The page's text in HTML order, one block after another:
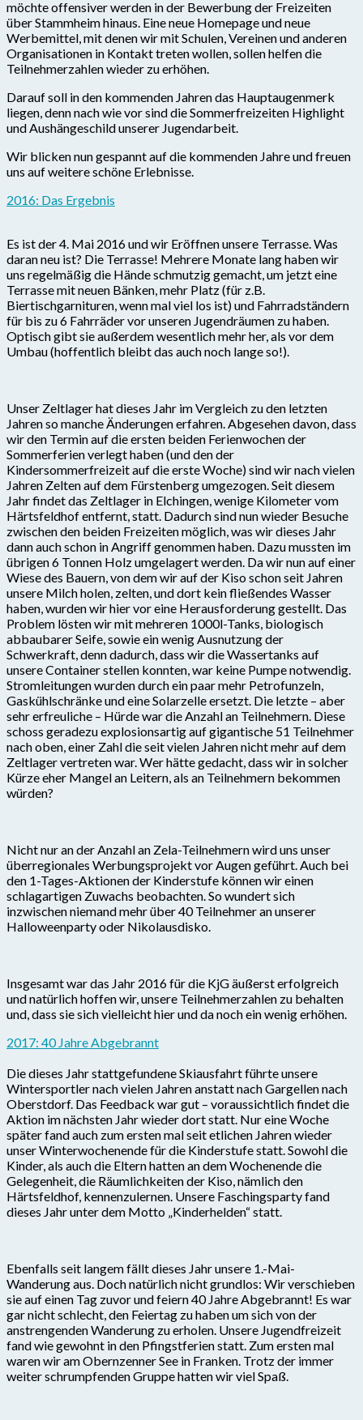
möchte offensiver werden in der Bewerbung der Freizeiten
über Stammheim hinaus. Eine neue Homepage und neue
Werbemittel, mit denen wir mit Schulen, Vereinen und anderen
Organisationen in Kontakt treten wollen, sollen helfen die
Teilnehmerzahlen wieder zu erhöhen.
Darauf soll in den kommenden Jahren das Hauptaugenmerk
liegen, denn nach wie vor sind die Sommerfreizeiten Highlight
und Aushängeschild unserer Jugendarbeit.
Wir blicken nun gespannt auf die kommenden Jahre und freuen
uns auf weitere schöne Erlebnisse.
2016: Das Ergebnis
Es ist der 4. Mai 2016 und wir Eröffnen unsere Terrasse. Was
daran neu ist? Die Terrasse! Mehrere Monate lang haben wir
uns regelmäßig die Hände schmutzig gemacht, um jetzt eine
Terrasse mit neuen Bänken, mehr Platz (für z.B.
Biertischgarnituren, wenn mal viel los ist) und Fahrradständern
für bis zu 6 Fahrräder vor unseren Jugendräumen zu haben.
Optisch gibt sie außerdem wesentlich mehr her, als vor dem
Umbau (hoffentlich bleibt das auch noch lange so!).
Unser Zeltlager hat dieses Jahr im Vergleich zu den letzten
Jahren so manche Änderungen erfahren. Abgesehen davon, dass
wir den Termin auf die ersten beiden Ferienwochen der
Sommerferien verlegt haben (und den der
Kindersommerfreizeit auf die erste Woche) sind wir nach vielen
Jahren Zelten auf dem Fürstenberg umgezogen. Seit diesem
Jahr findet das Zeltlager in Elchingen, wenige Kilometer vom
Härtsfeldhof entfernt, statt. Dadurch sind nun wieder Besuche
zwischen den beiden Freizeiten möglich, was wir dieses Jahr
dann auch schon in Angriff genommen haben. Dazu mussten im
übrigen 6 Tonnen Holz umgelagert werden. Da wir nun auf einer
Wiese des Bauern, von dem wir auf der Kiso schon seit Jahren
unsere Milch holen, zelten, und dort kein fließendes Wasser
haben, wurden wir hier vor eine Herausforderung gestellt. Das
Problem lösten wir mit mehreren 1000l-Tanks, biologisch
abbaubarer Seife, sowie ein wenig Ausnutzung der
Schwerkraft, denn dadurch, dass wir die Wassertanks auf
unsere Container stellen konnten, war keine Pumpe notwendig.
Stromleitungen wurden durch ein paar mehr Petrofunzeln,
Gaskühlschränke und eine Solarzelle ersetzt. Die letzte – aber
sehr erfreuliche – Hürde war die Anzahl an Teilnehmern. Diese
schoss geradezu explosionsartig auf gigantische 51 Teilnehmer
nach oben, einer Zahl die seit vielen Jahren nicht mehr auf dem
Zeltlager vertreten war. Wer hätte gedacht, dass wir in solcher
Kürze eher Mangel an Leitern, als an Teilnehmern bekommen
würden?
Nicht nur an der Anzahl an Zela-Teilnehmern wird uns unser
überregionales Werbungsprojekt vor Augen geführt. Auch bei
den 1-Tages-Aktionen der Kinderstufe können wir einen
schlagartigen Zuwachs beobachten. So wundert sich
inzwischen niemand mehr über 40 Teilnehmer an unserer
Halloweenparty oder Nikolausdisko.
Insgesamt war das Jahr 2016 für die KjG äußerst erfolgreich
und natürlich hoffen wir, unsere Teilnehmerzahlen zu behalten
und, dass sie sich vielleicht hier und da noch ein wenig erhöhen.
2017: 40 Jahre Abgebrannt
Die dieses Jahr stattgefundene Skiausfahrt führte unsere
Wintersportler nach vielen Jahren anstatt nach Gargellen nach
Oberstdorf. Das Feedback war gut – voraussichtlich findet die
Aktion im nächsten Jahr wieder dort statt. Nur eine Woche
später fand auch zum ersten mal seit etlichen Jahren wieder
unser Winterwochenende für die Kinderstufe statt. Sowohl die
Kinder, als auch die Eltern hatten an dem Wochenende die
Gelegenheit, die Räumlichkeiten der Kiso, nämlich den
Härtsfeldhof, kennenzulernen. Unsere Faschingsparty fand
dieses Jahr unter dem Motto „Kinderhelden“ statt.
Ebenfalls seit langem fällt dieses Jahr unsere 1.-Mai-
Wanderung aus. Doch natürlich nicht grundlos: Wir verschieben
sie auf einen Tag zuvor und feiern 40 Jahre Abgebrannt! Es war
gar nicht schlecht, den Feiertag zu haben um sich von der
anstrengenden Wanderung zu erholen. Unsere Jugendfreizeit
fand wie gewohnt in den Pfingstferien statt. Zum ersten mal
waren wir am Obernzenner See in Franken. Trotz der immer
weiter schrumpfenden Gruppe hatten wir viel Spaß.